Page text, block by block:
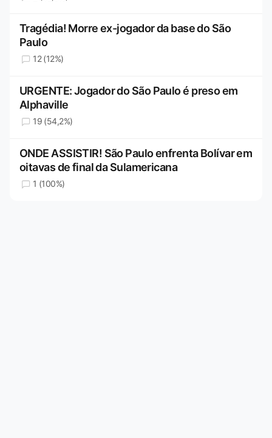
Tragédia! Morre ex-jogador da base do São
Paulo
12 (12%)
URGENTE: Jogador do São Paulo é preso em
Alphaville
19 (54,2%)
ONDE ASSISTIR! São Paulo enfrenta Bolívar em
oitavas de final da Sulamericana
1 (100%)